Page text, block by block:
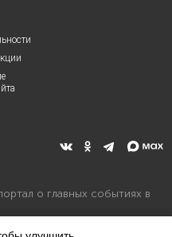
о главных событиях в